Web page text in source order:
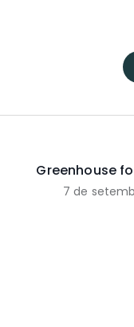
Greenhouse
7 de